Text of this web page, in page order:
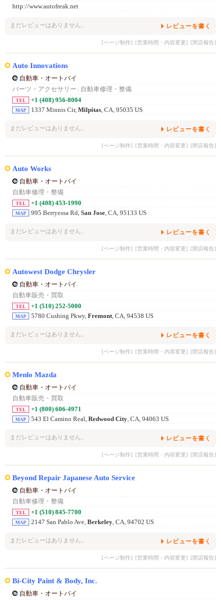
http://www.autofreak.net
まだレビューはありません。 レビューを書く
[ページ制作] [営業時間・内容変更] [閉店報告]
Auto Innovations
自動車・オートバイ
パーツ・アクセサリー / 自動車修理・整備
TEL +1 (408) 956-8004
MAP 1337 Minnis Cir, Milpitas , CA, 95035 US
まだレビューはありません。 レビューを書く
[ページ制作] [営業時間・内容変更] [閉店報告]
Auto Works
自動車・オートバイ
自動車修理・整備
TEL +1 (408) 453-1990
MAP 995 Berryessa Rd, San Jose , CA, 95133 US
まだレビューはありません。 レビューを書く
[ページ制作] [営業時間・内容変更] [閉店報告]
Autowest Dodge Chrysler
自動車・オートバイ
自動車販売・買取
TEL +1 (510) 252-5000
MAP 5780 Cushing Pkwy, Fremont , CA, 94538 US
まだレビューはありません。 レビューを書く
[ページ制作] [営業時間・内容変更] [閉店報告]
Menlo Mazda
自動車・オートバイ
自動車販売・買取
TEL +1 (800) 606-4971
MAP 543 El Camino Real, Redwood City , CA, 94063 US
まだレビューはありません。 レビューを書く
[ページ制作] [営業時間・内容変更] [閉店報告]
Beyond Repair Japanese Auto Service
自動車・オートバイ
自動車修理・整備
TEL +1 (510) 845-7700
MAP 2147 San Pablo Ave, Berkeley , CA, 94702 US
まだレビューはありません。 レビューを書く
[ページ制作] [営業時間・内容変更] [閉店報告]
Bi-City Paint & Body, Inc.
自動車・オートバイ